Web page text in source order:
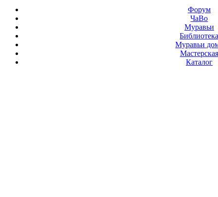
Форум
ЧаВо
Муравьи
Муравьи
Мастерская
Каталог